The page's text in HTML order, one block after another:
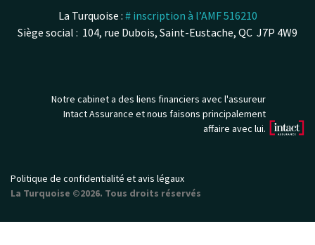
La Turquoise : # inscription à l’AMF 516210
Siège social : 104, rue Dubois, Saint-Eustache, QC J7P 4W9
Politique de confidentialité et avis légaux
La Turquoise ©2026. Tous droits réservés
Notre cabinet a des liens financiers avec l'assureur
Intact Assurance et nous faisons principalement
affaire avec lui.